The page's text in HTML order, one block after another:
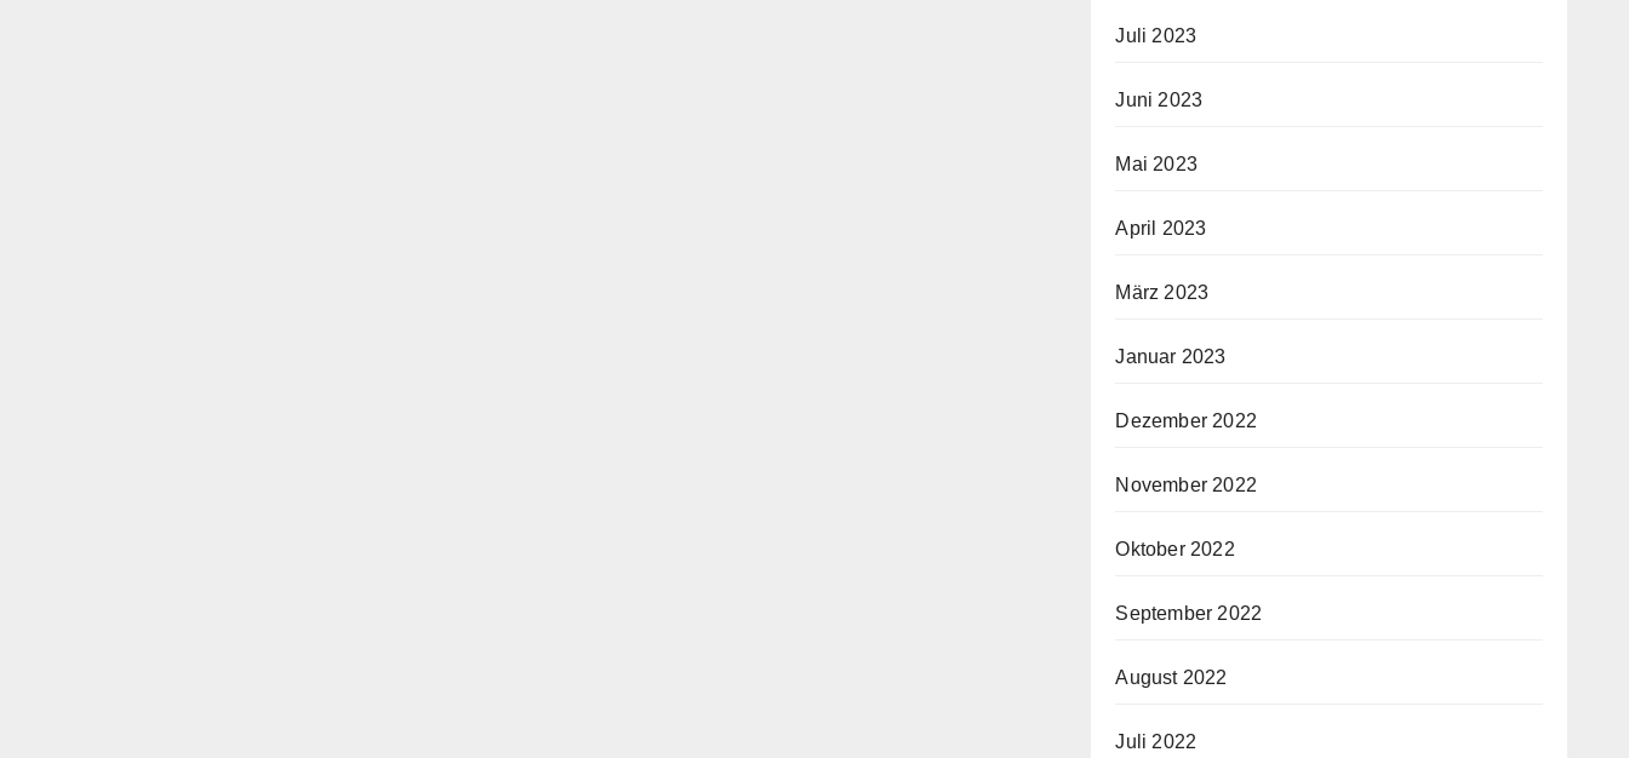
Juli 2023
Juni 2023
Mai 2023
April 2023
März 2023
Januar 2023
Dezember 2022
November 2022
Oktober 2022
September 2022
August 2022
Juli 2022